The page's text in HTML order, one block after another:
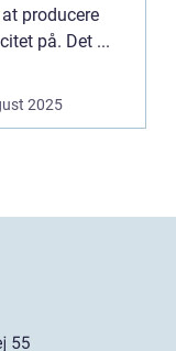
producere
på. Det ...
2025